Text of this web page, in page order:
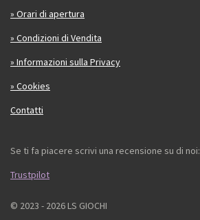
» Orari di apertura
» Condizioni di Vendita
» Informazioni sulla Privacy
» Cookies
Contatti
Se ti fa piacere scrivi una recensione su di noi:
Trustpilot
© 2023 - 2026 LS GIOCHI